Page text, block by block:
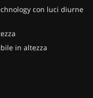
con luci diurne
in altezza